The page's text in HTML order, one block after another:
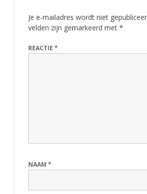
Je e-mailadres wordt niet
velden zijn gemarkeerd met *
REACTIE *
NAAM *